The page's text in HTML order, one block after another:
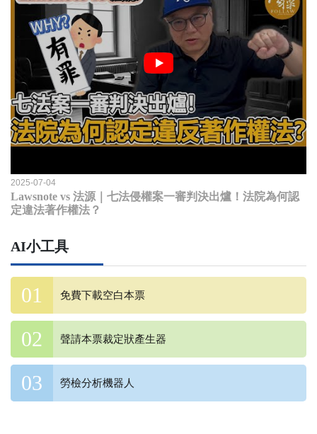
2025-07-04
Lawsnote vs 法源｜七法侵權案一審判決出爐！法院為何認
定違法著作權法？
AI小工具
免費下載空白本票
聲請本票裁定狀產生器
勞檢分析機器人